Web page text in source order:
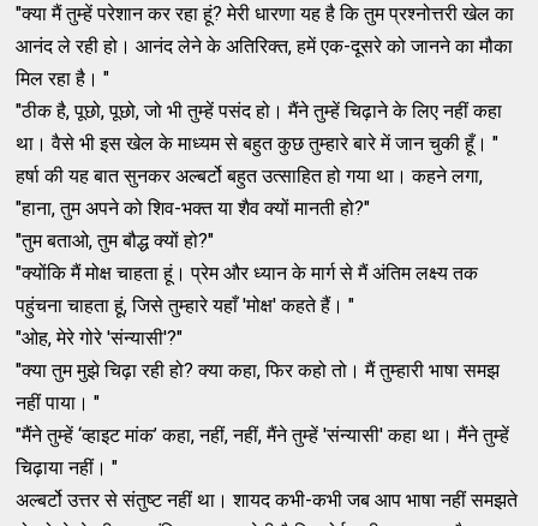
"क्या मैं तुम्हें परेशान कर रहा हूं? मेरी धारणा यह है कि तुम प्रश्नोत्तरी खेल का
आनंद ले रही हो। आनंद लेने के अतिरिक्त, हमें एक-दूसरे को जानने का मौका
मिल रहा है। "
"ठीक है, पूछो, पूछो, जो भी तुम्हें पसंद हो। मैंने तुम्हें चिढ़ाने के लिए नहीं कहा
था। वैसे भी इस खेल के माध्यम से बहुत कुछ तुम्हारे बारे में जान चुकी हूँ। "
हर्षा की यह बात सुनकर अल्बर्टो बहुत उत्साहित हो गया था। कहने लगा,
"हाना, तुम अपने को शिव-भक्त या शैव क्यों मानती हो?"
"तुम बताओ, तुम बौद्ध क्यों हो?"
"क्योंकि मैं मोक्ष चाहता हूं। प्रेम और ध्यान के मार्ग से मैं अंतिम लक्ष्य तक
पहुंचना चाहता हूं, जिसे तुम्हारे यहाँ 'मोक्ष' कहते हैं। "
"ओह, मेरे गोरे 'संन्यासी'?"
"क्या तुम मुझे चिढ़ा रही हो? क्या कहा, फिर कहो तो। मैं तुम्हारी भाषा समझ
नहीं पाया। "
"मैंने तुम्हें ‘व्हाइट मांक’ कहा, नहीं, नहीं, मैंने तुम्हें 'संन्यासी' कहा था। मैंने तुम्हें
चिढ़ाया नहीं। "
अल्बर्टो उत्तर से संतुष्ट नहीं था। शायद कभी-कभी जब आप भाषा नहीं समझते